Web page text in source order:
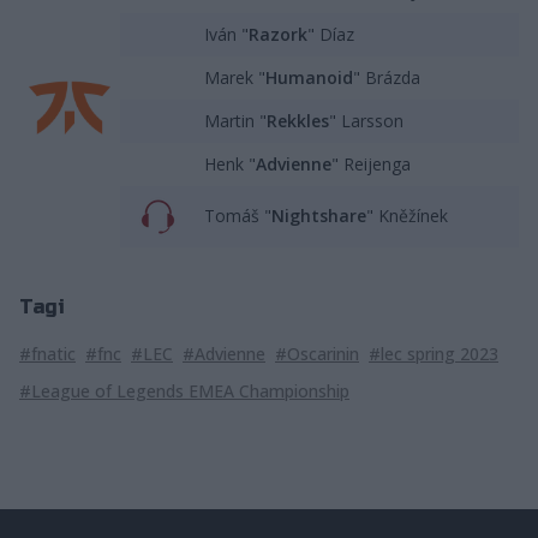
Iván "Razork" Díaz
Marek "Humanoid" Brázda
Martin "Rekkles" Larsson
Henk "Advienne" Reijenga
Tomáš "Nightshare" Kněžínek
Tagi
#fnatic #fnc #LEC #Advienne #Oscarinin #lec spring 2023
#League of Legends EMEA Championship